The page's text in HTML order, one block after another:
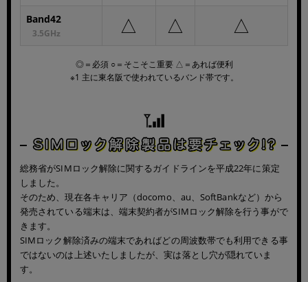
Band42
3.5GHz △ △ △
◎＝必須 ○＝そこそこ重要 △＝あれば便利
※1 主に東名阪で使われているバンド帯です。
総務省がSIMロック解除に関するガイドラインを平成22年に策定
しました。
そのため、現在各キャリア（docomo、au、SoftBankなど）から
発売されている端末は、端末契約者がSIMロック解除を行う事がで
きます。
SIMロック解除済みの端末であればどの周波数帯でも利用できる事
ではないのは上述いたしましたが、実は落とし穴が隠れていま
す。